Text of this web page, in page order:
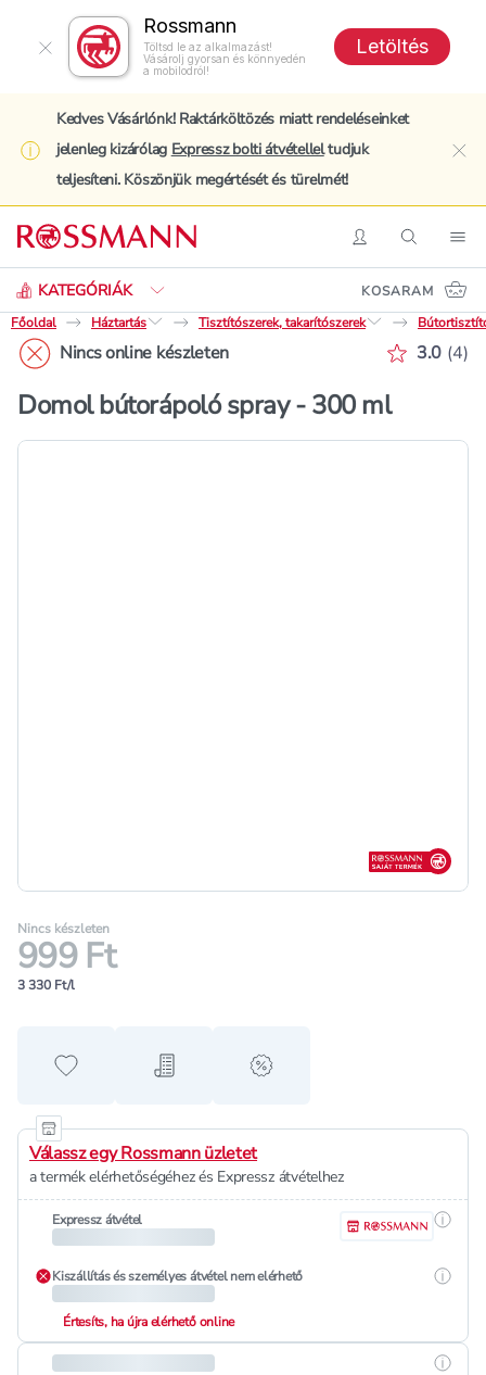
Rossmann
Töltsd le az alkalmazást!
Vásárolj gyorsan és könnyedén
a mobilodról!
Letöltés
Kedves Vásárlónk! Raktárköltözés miatt rendeléseinket
jelenleg kizárólag Expressz bolti átvételleltudjuk
teljesíteni. Köszönjük megértését és türelmét!
BelépésKeresés
KATEGÓRIÁK
Keresés
KOSARAM
Főoldal
Háztartás Tisztítószerek, takarítószerek
Nincs online készleten 3.0 (4)
Domol bútorápoló spray - 300 ml
Rossmann
Nincs készleten
999 Ft
3 330 Ft/l
Hozzáadás a kedvencekhez
Hozzáadás a bevásárló listához
alert when on sale
Válassz egy Rossmann üzletet
a termék elérhetőségéhez és Expressz átvételhez
Expressz átvétel
Kiszállítás és személyes átvétel nem elérhető
Értesíts, ha újra elérhető online